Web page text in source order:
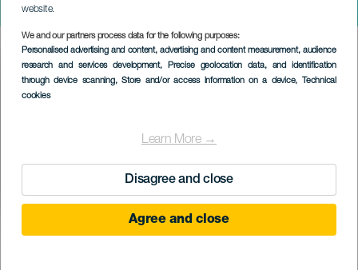
website.
We and our partners process data for the following purposes:
Personalised advertising and content, advertising and content measurement, audience
research and services development, Precise geolocation data, and identification
through device scanning, Store and/or access information on a device, Technical
cookies
Learn More →
Disagree and close
Agree and close
Moisés P. Sánchez
Imagen
Listado